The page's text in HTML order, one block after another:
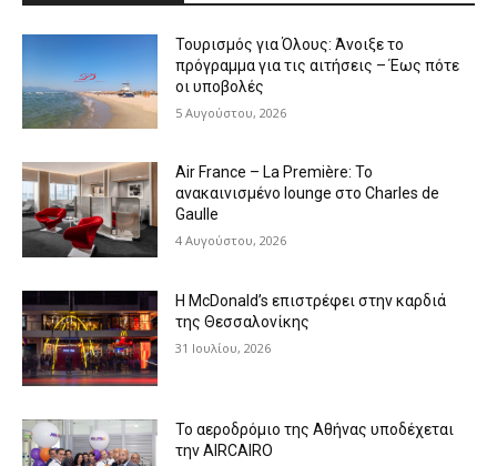
Τουρισμός για Όλους: Άνοιξε το
πρόγραμμα για τις αιτήσεις – Έως πότε
οι υποβολές
5 Αυγούστου, 2026
Air France – La Première: Το
ανακαινισμένο lounge στο Charles de
Gaulle
4 Αυγούστου, 2026
Η McDonald’s επιστρέφει στην καρδιά
της Θεσσαλονίκης
31 Ιουλίου, 2026
Το αεροδρόμιο της Αθήνας υποδέχεται
την AIRCAIRO